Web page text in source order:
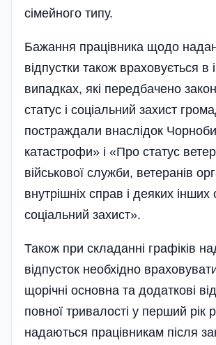
сімейного типу.
Бажання працівника щодо
відпустки також враховується в
випадках, які передбачено
статус і соціальний захист
постраждали внаслідок
катастрофи» і «Про статус
військової служби, ветеранів
внутрішніх справ і деяких інших
соціальний захист».
Також при складанні графіків
відпусток необхідно
щорічні основна та додаткові
повної тривалості у перший рік
надаються працівникам після